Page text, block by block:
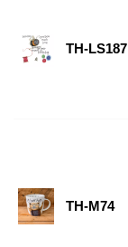
TH-LS187
TH-M74